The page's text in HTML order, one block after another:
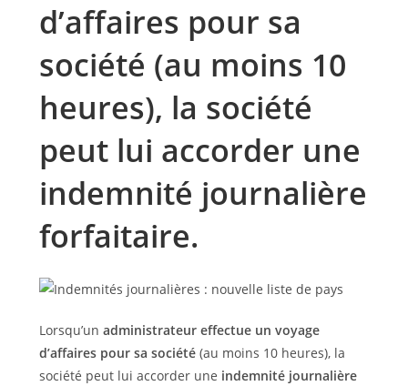
d’affaires pour sa
société (au moins 10
heures), la société
peut lui accorder une
indemnité journalière
forfaitaire.
Lorsqu’un administrateur effectue un voyage
d’affaires pour sa société (au moins 10 heures), la
société peut lui accorder une indemnité journalière